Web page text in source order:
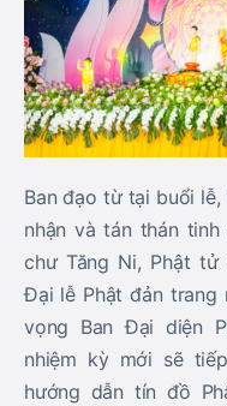
Ban đạo từ tại buổi
nhận và tán thán
chư Tăng Ni, Phật
Đại lễ Phật đản trang
vọng Ban Đại diện
nhiệm kỳ mới sẽ
hướng dẫn tín đồ